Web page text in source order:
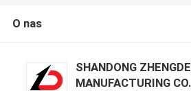
O nas
SHANDONG
MANUFACTURING